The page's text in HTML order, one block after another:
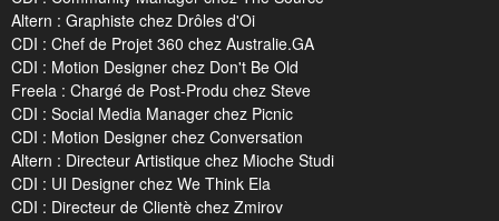
Altern : Graphiste chez Drôles d'Oi
CDI : Chef de Projet 360 chez Australie.GA
CDI : Motion Designer chez Don't Be Old
Freela : Chargé de Post-Produ chez Steve
CDI : Social Media Manager chez Picnic
CDI : Motion Designer chez Conversation
Altern : Directeur Artistique chez Mioche Studi
CDI : UI Designer chez We Think Ela
CDI : Directeur de Clientè chez Zmirov